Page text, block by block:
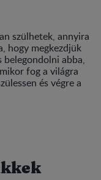
szülhetek, annyira
hogy megkezdjük
abba,
fog a világra
és végre a